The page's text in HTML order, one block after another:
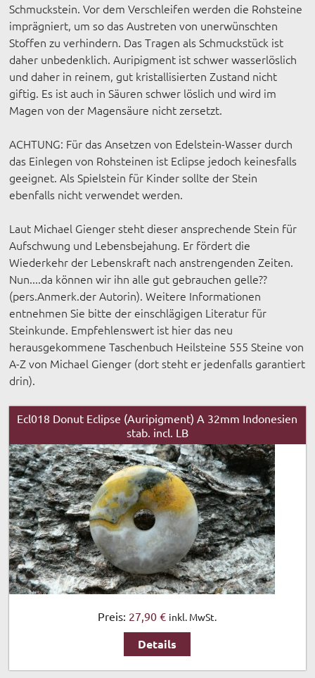
Schmuckstein. Vor dem Verschleifen werden die Rohsteine
imprägniert, um so das Austreten von unerwünschten
Stoffen zu verhindern. Das Tragen als Schmuckstück ist
daher unbedenklich. Auripigment ist schwer wasserlöslich
und daher in reinem, gut kristallisierten Zustand nicht
giftig. Es ist auch in Säuren schwer löslich und wird im
Magen von der Magensäure nicht zersetzt.
ACHTUNG: Für das Ansetzen von Edelstein-Wasser durch
das Einlegen von Rohsteinen ist Eclipse jedoch keinesfalls
geeignet. Als Spielstein für Kinder sollte der Stein
ebenfalls nicht verwendet werden.
Laut Michael Gienger steht dieser ansprechende Stein für
Aufschwung und Lebensbejahung. Er fördert die
Wiederkehr der Lebenskraft nach anstrengenden Zeiten.
Nun....da können wir ihn alle gut gebrauchen gelle??
(pers.Anmerk.der Autorin). Weitere Informationen
entnehmen Sie bitte der einschlägigen Literatur für
Steinkunde. Empfehlenswert ist hier das neu
herausgekommene Taschenbuch Heilsteine 555 Steine von
A-Z von Michael Gienger (dort steht er jedenfalls garantiert
drin).
Ecl018 Donut Eclipse (Auripigment) A 32mm Indonesien
stab. incl. LB
Preis: 27,90 € inkl. MwSt.
Details